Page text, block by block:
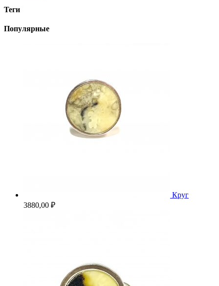
Теги
Популярные
Круг
3880,00 ₽